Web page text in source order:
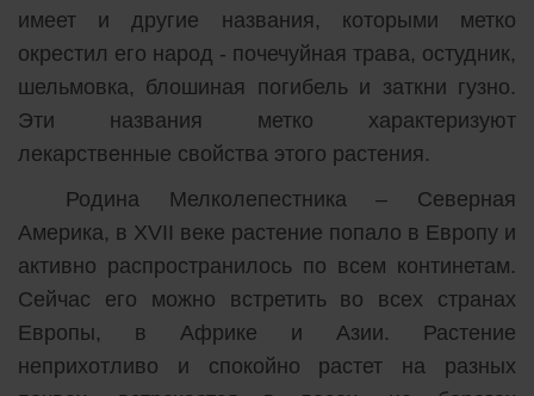
имеет и другие названия, которыми метко
окрестил его народ - почечуйная трава, остудник,
шельмовка, блошиная погибель и заткни гузно.
Эти названия метко характеризуют
лекарственные свойства этого растения.
Родина Мелколепестника – Северная
Америка, в XVII веке растение попало в Европу и
активно распространилось по всем континетам.
Сейчас его можно встретить во всех странах
Европы, в Африке и Азии. Растение
неприхотливо и спокойно растет на разных